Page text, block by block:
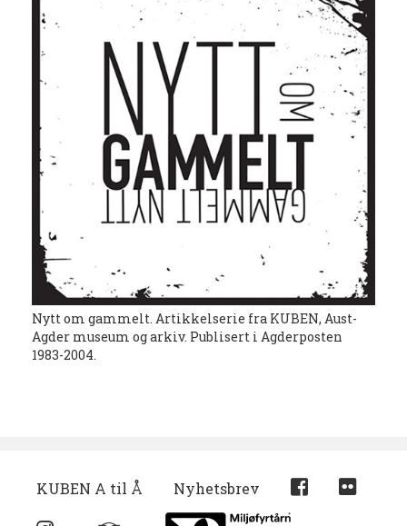
Nytt om gammelt. Artikkelserie fra KUBEN, Aust-
Agder museum og arkiv. Publisert i Agderposten
1983-2004.
KUBEN A til Å Nyhetsbrev